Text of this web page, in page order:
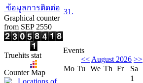
ข้อมูลการติดต่อ
Graphical counter
from SEP 2550
Truehits stat
Counter Map
31.
Events
<< August 2026 >>
Mo Tu We Th Fr Sa
1